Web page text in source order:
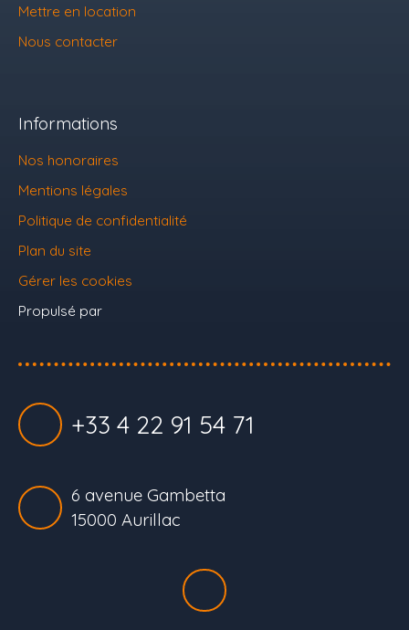
Mettre en location
Nous contacter
Informations
Nos honoraires
Mentions légales
Politique de confidentialité
Plan du site
Gérer les cookies
Propulsé par
+33 4 22 91 54 71
6 avenue Gambetta
15000 Aurillac